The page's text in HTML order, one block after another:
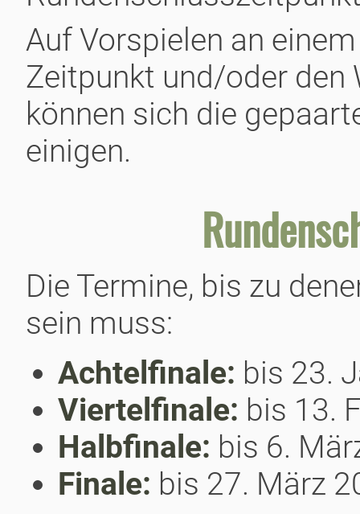
Auf Vorspielen an
Zeitpunkt und/oder den
können sich die
einigen.
Die Termine, bis zu
sein muss:
Achtelfinale: bis 23.
Viertelfinale: bis 13.
Halbfinale: bis 6.
Finale: bis 27. März